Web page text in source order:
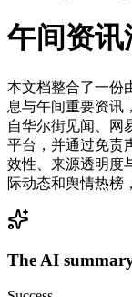
午间资讯
本文档整合了一份
息与午间重要资讯
自华尔街见闻、网
平台，并通过免责
效性、来源透明度
际动态和舆情热榜
The AI